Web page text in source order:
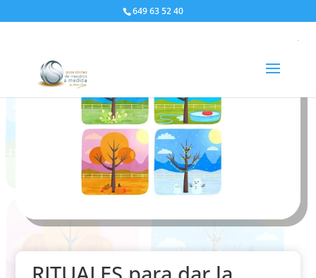
649 63 52 40